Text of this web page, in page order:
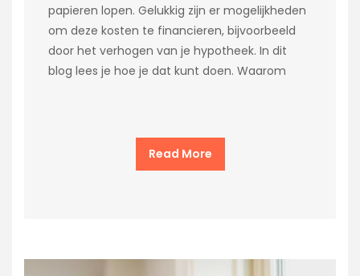
papieren lopen. Gelukkig zijn er mogelijkheden
om deze kosten te financieren, bijvoorbeeld
door het verhogen van je hypotheek. In dit
blog lees je hoe je dat kunt doen. Waarom
Read More